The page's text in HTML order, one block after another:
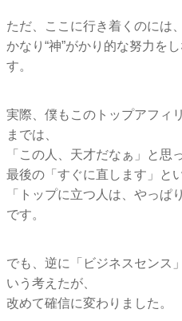
ただ、ここに行き着くのには、
かなり“神”がかり的な努力を
す。
実際、僕もこのトップアフィ
までは、
「この人、天才だなぁ」と思
最後の「すぐに直します」と
「トップに立つ人は、やっぱ
です。
でも、逆に「ビジネスセンス
いう考えたが、
改めて確信に変わりました。